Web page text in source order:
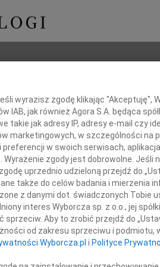
wyrazisz zgodę klikając "Akceptuję",
IAB, jak również Agora S.A. będąca
takie jak adresy IP, adresy e-mail czy
marketingowych, w szczególności na
w swoich serwisach,
zgody jest dobrowolne. Jeśli
uprzednio udzieloną przejdź do
także do celów badania i mierzenia
z danymi dot. świadczonych Tobie
interes Wyborcza sp. z o.o., jej
Aby to zrobić przejdź do
od zakresu sprzeciwu i podmiotu,
Wyborcza.pl i Polityce